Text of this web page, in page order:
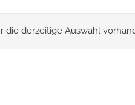
die derzeitige Auswahl